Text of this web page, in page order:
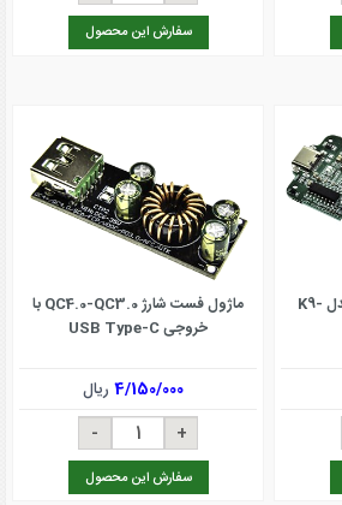
سفارش این محصول
ماژول شارژر وایرلس 15Wمدل K9-
ماژول فست شارژ QC4.0-QC3.0 با
خروجی USB Type-C
4/150/000ریال
سفارش این محصول